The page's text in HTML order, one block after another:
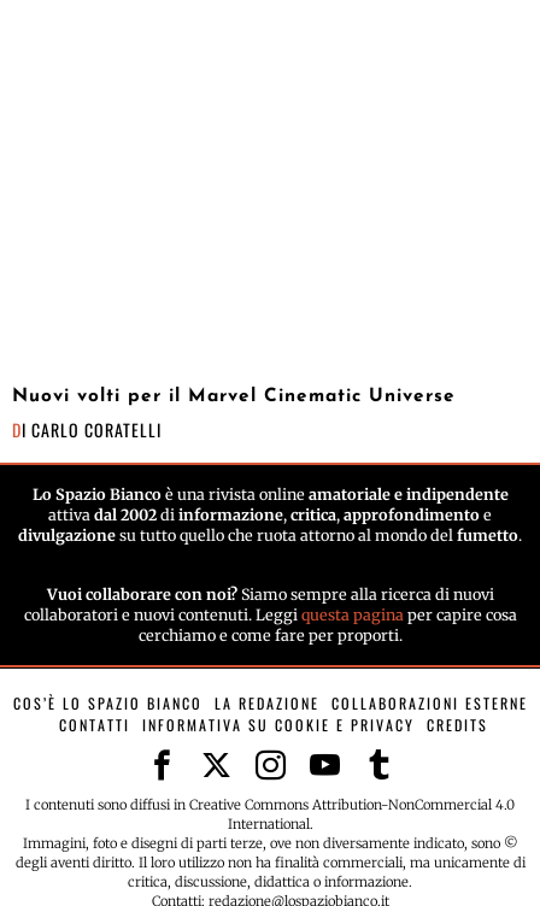
Nuovi volti per il Marvel Cinematic Universe
DI CARLO CORATELLI
Lo Spazio Biancoè una rivista online amatoriale e indipendente
attiva dal 2002 di informazione, critica, approfondimento e
divulgazione su tutto quello che ruota attorno al mondo del fumetto.
Vuoi collaborare con noi? Siamo sempre alla ricerca di nuovi
collaboratori e nuovi contenuti. Leggi questa pagina per capire cosa
cerchiamo e come fare per proporti.
COS’È LO SPAZIO BIANCO LA REDAZIONE
COLLABORAZIONI ESTERNE
CONTATTI
INFORMATIVA SU COOKIE E PRIVACY CREDITS
I contenuti sono diffusi in Creative Commons Attribution-NonCommercial 4.0
International.
Immagini, foto e disegni di parti terze, ove non diversamente indicato, sono ©
degli aventi diritto. Il loro utilizzo non ha finalità commerciali, ma unicamente di
critica, discussione, didattica o informazione.
Contatti: redazione@lospaziobianco.it